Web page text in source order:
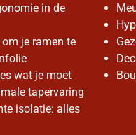
in de
je ramen te
wat je moet
tapervaring
isolatie: alles